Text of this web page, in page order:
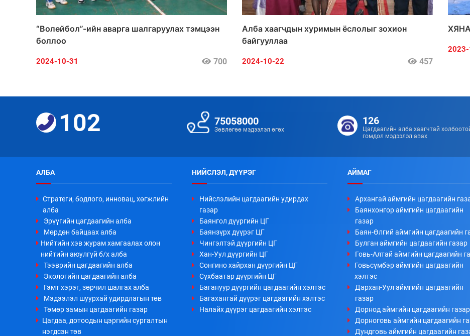
“Волейбол”-ийн аварга шалгаруулах тэмцээн
боллоо
2024-10-31 700
Алба хаагчдын хуримын ёслолыг зохион
байгууллаа
2024-10-22 457
102 75058000
Зөвлөгөө мэдээлэл өгөх
126
Цагдаагийн алба хаагчтай
гомдол мэдээлэл авах
АЛБА
Стратеги, бодлого, инновац, хөгжлийн
алба
Эрүүгийн цагдаагийн алба
Мөрдөн байцаах алба
Нийтийн хэв журам хамгаалах олон
нийтийн аюулгүй б/х алба
Тээврийн цагдаагийн алба
Экологийн цагдаагийн алба
Гэмт хэрэг, зөрчил шалгах алба
Мэдээлэл шуурхай удирдлагын төв
Төмөр замын цагдаагийн газар
Цагдаа, дотоодын цэргийн сургалтын
нэгдсэн төв
НИЙСЛЭЛ, ДҮҮРЭГ
Нийслэлийн цагдаагийн удирдах
газар
Баянгол дүүргийн ЦГ
Баянзүрх дүүрэг ЦГ
Чингэлтэй дүүргийн ЦГ
Хан-Уул дүүргийн ЦГ
Сонгино хайрхан дүүргийн ЦГ
Сүхбаатар дүүргийн ЦГ
Багануур дүүргийн цагдаагийн хэлтэс
Багахангай дүүрэг цагдаагийн хэлтэс
Налайх дүүрэг цагдаагийн хэлтэс
АЙМАГ
Архангай аймгийн цагдаагийн
Баянхонгор аймгийн цагдаагийн
газар
Баян-Өлгий аймгийн цагдаагийн
Булган аймгийн цагдаагийн газар
Говь-Алтай аймгийн цагдаагийн
Говьсүмбэр аймгийн цагдаагийн
хэлтэс
Дархан-Уул аймгийн цагдаагийн
газар
Дорнод аймгийн цагдаагийн газар
Дорноговь аймгийн цагдаагийн
Дундговь аймгийн цагдаагийн